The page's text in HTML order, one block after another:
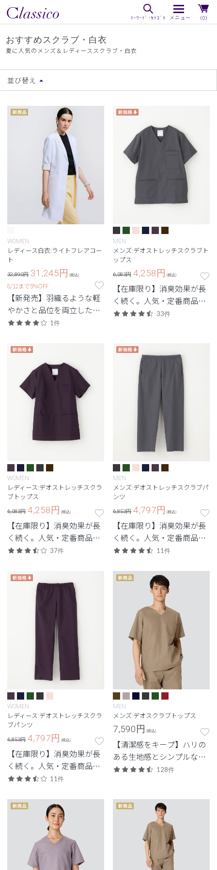
（0）
おすすめスクラブ・白衣
夏に人気のメンズ＆レディーススクラブ・白衣
並び替え
WOMEN
レディース白衣:ライトフレアコー
ト
32,890円 31,245円 (税込)
8/12まで5%OFF
【新発売】羽織るような軽
やかさと品位を両立した、
最軽量級の白衣。
1件
MEN
メンズ:デオストレッチスクラブト
ップス
6,083円 4,258円 (税込)
【在庫限り】消臭効果が長
く続く。人気・定番商品の
デオをアップデートした機
33件
WOMEN
レディース:デオストレッチスクラ
ブトップス
6,083円 4,258円 (税込)
【在庫限り】消臭効果が長
く続く。人気・定番商品の
デオをアップデートした機
37件
MEN
メンズ:デオストレッチスクラブパ
ンツ
6,853円 4,797円 (税込)
【在庫限り】消臭効果が長
く続く。人気・定番商品の
デオをアップデートした機
11件
WOMEN
レディース:デオストレッチスクラ
ブパンツ
6,853円 4,797円 (税込)
【在庫限り】消臭効果が長
く続く。人気・定番商品の
デオをアップデートした機
11件
MEN
メンズ:デオスクラブトップス
7,590円 (税込)
【清潔感をキープ】ハリの
ある生地感とシンプルなデ
ザイン。清潔感と快適さに
128件